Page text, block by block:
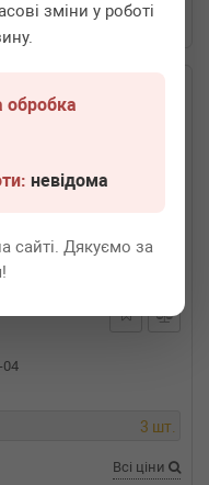
зміни у роботі
обробка
невідома
сайті. Дякуємо за
04
3 шт.
Всі ціни